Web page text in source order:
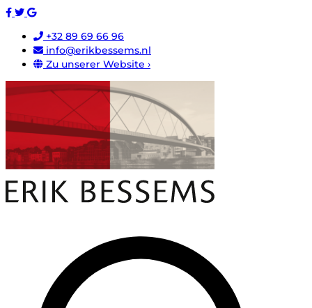
+32 89 69 66 96
info@erikbessems.nl
Zu unserer Website ›